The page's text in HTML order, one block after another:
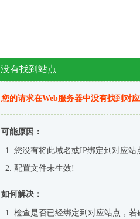
没有找到站点
您的请求在Web服务器中没有找到对
可能原因：
您没有将此域名或IP绑定到对应站
配置文件未生效!
如何解决：
检查是否已经绑定到对应站点，